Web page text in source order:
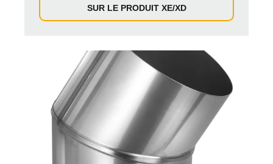
SUR LE PRODUIT XE/XD